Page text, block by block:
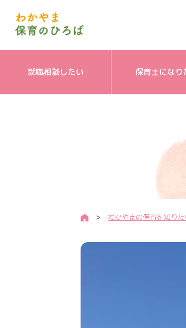
就職相談したい 保育士になり
わかやまの保育を知りた